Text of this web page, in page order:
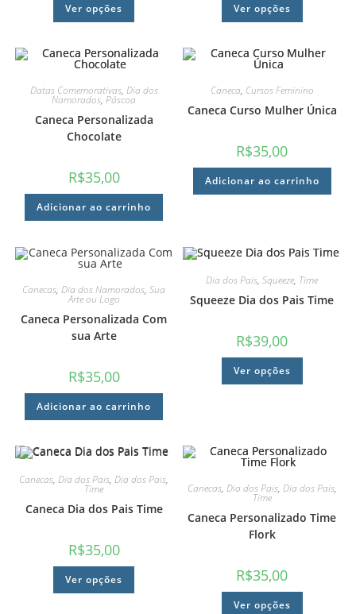
Ver opções Ver opções
Datas Comemorativas, Dia dos
Namorados,Páscoa
Caneca Personalizada
Chocolate
R$35,00
Adicionar ao carrinho
Caneca, Cursos Feminino
Caneca Curso Mulher Única
R$35,00
Adicionar ao carrinho
Canecas,Dia dos Namorados,Sua
Arte ou Logo
Caneca Personalizada Com
sua Arte
R$35,00
Adicionar ao carrinho
Dia dos Pais,Squeeze, Time
Squeeze Dia dos Pais Time
R$39,00
Ver opções
Canecas,Dia dos Pais,Dia dos Pais,
Time
Caneca Dia dos Pais Time
R$35,00
Ver opções
Canecas, Dia dos Pais, Dia dos Pais,
Time
Caneca Personalizado Time
Flork
R$35,00
Ver opções